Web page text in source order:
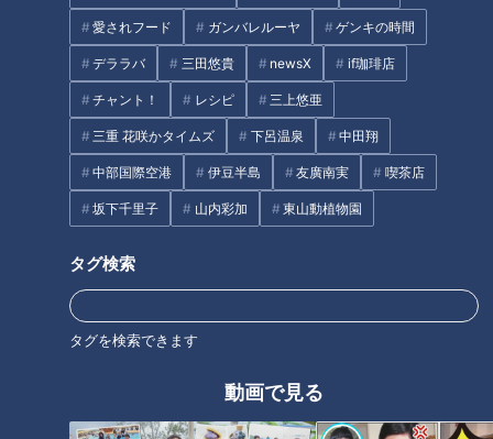
愛されフード ガンバレルーヤ ゲンキの時間
デララバ 三田悠貴 newsX if珈琲店
チャント！ レシピ 三上悠亜
三重 花咲かタイムズ 下呂温泉 中田翔
中部国際空港 伊豆半島 友廣南実 喫茶店
坂下千里子 山内彩加 東山動植物園
タグ検索
タグを検索できます
動画で見る
幻の食材の宝庫！？鳥取県でア
ポなし旅 今しか食べられな
い“ばばちゃん”とは？【春のお
出かけWEEK】
”何を選べばいいか分からな
い”人へ。番号で選ぶ韓国コスメ
「ナンバーズイン」世界初の常
設店を体験！
タグ
東西南北論説風
オススメ関連コンテンツ